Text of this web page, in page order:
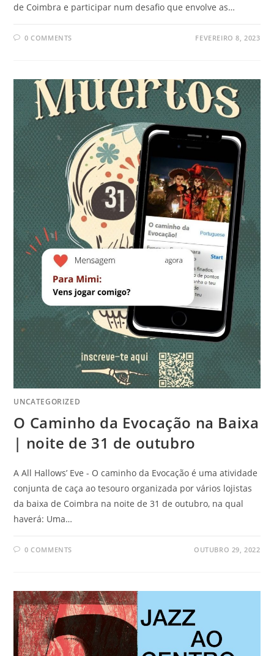
de Coimbra e participar num desafio que envolve as…
0 COMMENTS FEVEREIRO 8, 2023
UNCATEGORIZED
O Caminho da Evocação na Baixa
| noite de 31 de outubro
A All Hallows’ Eve - O caminho da Evocação é uma atividade
conjunta de caça ao tesouro organizada por vários lojistas
da baixa de Coimbra na noite de 31 de outubro, na qual
haverá: Uma…
0 COMMENTS OUTUBRO 29, 2022